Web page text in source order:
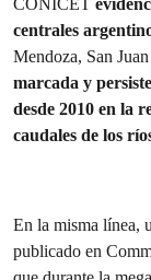
centrales
Mendoza, San
marcada y
desde 2010 en la
caudales de los
En la misma línea,
publicado en